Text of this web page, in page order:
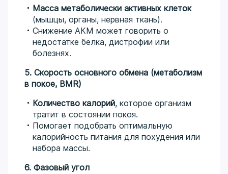
Масса метаболически активных клеток
(мышцы, органы, нервная ткань).
Снижение АКМ может говорить о
недостатке белка, дистрофии или
болезнях.
5. Скорость основного обмена (метаболизм
в покое, BMR)
Количество калорий, которое организм
тратит в состоянии покоя.
Помогает подобрать оптимальную
калорийность питания для похудения или
набора массы.
6. Фазовый угол